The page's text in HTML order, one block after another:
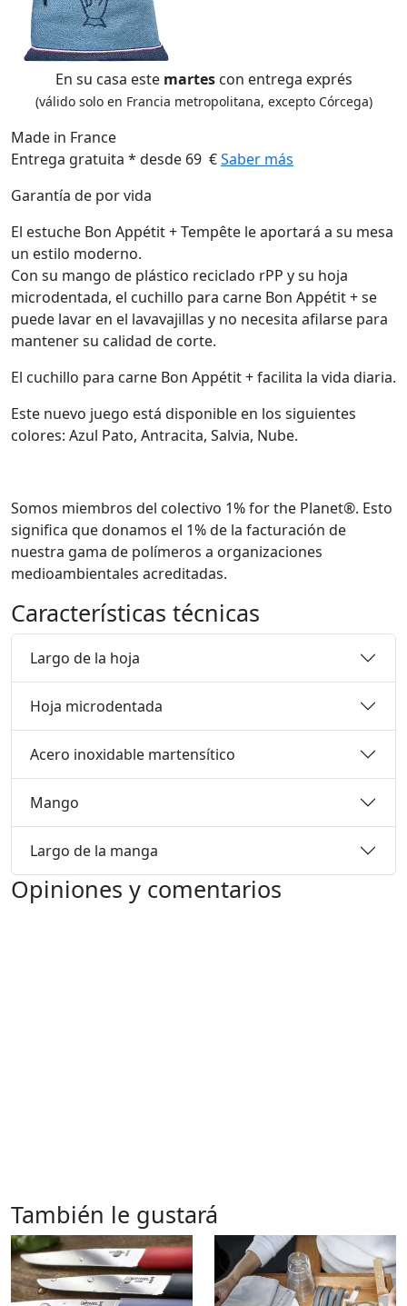
En su casa este martescon entrega exprés
(válido solo en Francia metropolitana, excepto Córcega)
Made in France
Entrega gratuita * desde 69 €Saber más
Garantía de por vida
El estuche Bon Appétit + Tempête le aportará a su mesa
un estilo moderno.
Con su mango de plástico reciclado rPP y su hoja
microdentada, el cuchillo para carne Bon Appétit + se
puede lavar en el lavavajillas y no necesita afilarse para
mantener su calidad de corte.
El cuchillo para carne Bon Appétit + facilita la vida diaria.
Este nuevo juego está disponible en los siguientes
colores: Azul Pato, Antracita, Salvia, Nube.
Somos miembros del colectivo 1% for the Planet®. Esto
significa que donamos el 1% de la facturación de
nuestra gama de polímeros a organizaciones
medioambientales acreditadas.
Características técnicas
Largo de la hoja
Hoja microdentada
Acero inoxidable martensítico
Mango
Largo de la manga
Opiniones y comentarios
También le gustará